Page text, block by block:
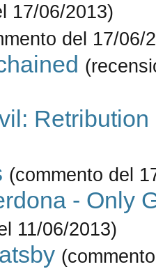
17/06/2013)
del 17/06/
Retribution
(commento del
- Only
11/06/2013)